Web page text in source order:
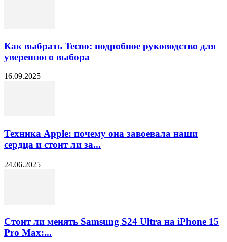
Как выбрать Tecno: подробное руководство для
уверенного выбора
16.09.2025
Техника Apple: почему она завоевала наши
сердца и стоит ли за...
24.06.2025
Стоит ли менять Samsung S24 Ultra на iPhone 15
Pro Max:...